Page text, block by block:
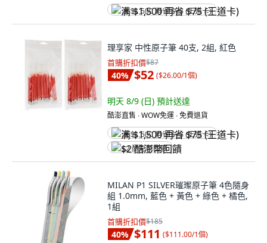
满 $1,500 再省 $75 (王道卡)
理享家 中性原子筆 40支, 2組, 紅色
首購折扣價$87
40% $52 ($26.00/1個)
明天 8/9 (日) 預計送達
酷澎直售 ∙ WOW免運 ∙ 免費退貨
满 $1,500 再省 $75 (王道卡)
$2 酷澎幣回饋
MILAN P1 SILVER璀璨原子筆 4色隨身
組 1.0mm, 藍色 + 黃色 + 綠色 + 橘色,
1組
首購折扣價$185
40% $111 ($111.00/1個)